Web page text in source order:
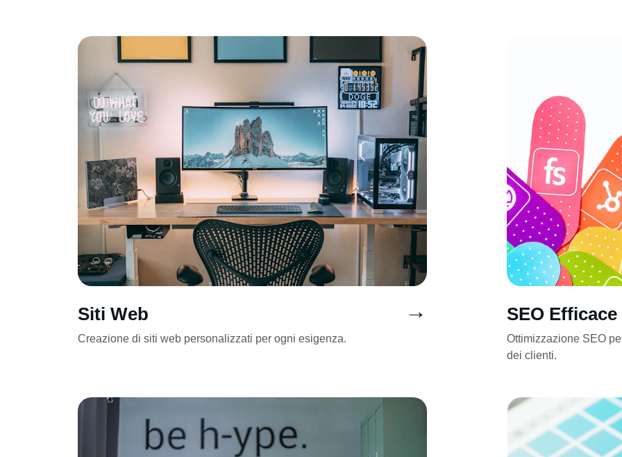
Siti Web
Creazione di siti web personalizzati per ogni esigenza.
SEO Efficace
Ottimizzazione SEO
dei clienti.
→